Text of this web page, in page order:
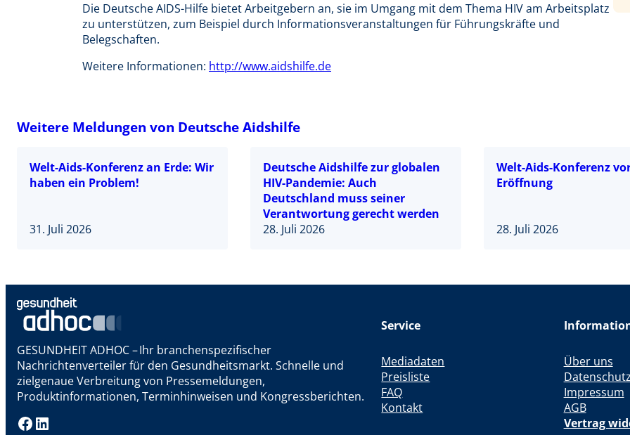
Die Deutsche AIDS-Hilfe bietet Arbeitgebern an, sie im Umgang mit dem Thema HIV am Arbeitsplatz
zu unterstützen, zum Beispiel durch Informationsveranstaltungen für Führungskräfte und
Belegschaften.
Weitere Informationen: http://www.aidshilfe.de
Weitere Meldungen von Deutsche Aidshilfe
Welt-Aids-Konferenz an Erde: Wir
haben ein Problem!
31. Juli 2026
Deutsche Aidshilfe zur globalen
HIV-Pandemie: Auch
Deutschland muss seiner
Verantwortung gerecht werden
28. Juli 2026
Welt-Aids-Konferenz
Eröffnung
28. Juli 2026
GESUNDHEIT ADHOC – Ihr branchenspezifischer
Nachrichtenverteiler für den Gesundheitsmarkt. Schnelle und
zielgenaue Verbreitung von Pressemeldungen,
Produktinformationen, Terminhinweisen und Kongressberichten.
Facebook LinkedIn
Service
Mediadaten
Preisliste
FAQ
Kontakt
Über uns
Datenschutz
Impressum
AGB
Vertrag